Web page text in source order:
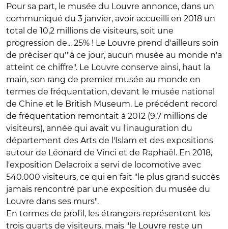
Pour sa part, le musée du Louvre annonce, dans un
communiqué du 3 janvier, avoir accueilli en 2018 un
total de 10,2 millions de visiteurs, soit une
progression de... 25% ! Le Louvre prend d'ailleurs soin
de préciser qu'"à ce jour, aucun musée au monde n'a
atteint ce chiffre". Le Louvre conserve ainsi, haut la
main, son rang de premier musée au monde en
termes de fréquentation, devant le musée national
de Chine et le British Museum. Le précédent record
de fréquentation remontait à 2012 (9,7 millions de
visiteurs), année qui avait vu l'inauguration du
département des Arts de l'Islam et des expositions
autour de Léonard de Vinci et de Raphaël. En 2018,
l'exposition Delacroix a servi de locomotive avec
540.000 visiteurs, ce qui en fait "le plus grand succès
jamais rencontré par une exposition du musée du
Louvre dans ses murs".
En termes de profil, les étrangers représentent les
trois quarts de visiteurs, mais "le Louvre reste un